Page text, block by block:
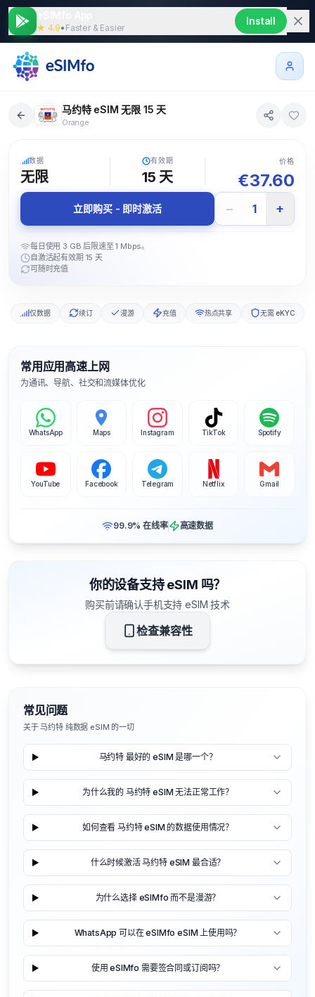
★ 4.9• Faster & Easier
Install
马约特 eSIM 无限 15 天
Orange
数据
无限
有效期
15 天
价格
€37.60
立即购买 - 即时激活 − 1 +
每日使用 3 GB 后限速至 1 Mbps。
自激活起有效期 15 天
可随时充值
仅数据 续订 漫游 充值 热点共享 无需 eKYC
常用应用高速上网
为通讯、导航、社交和流媒体优化
WhatsApp Maps Instagram TikTok Spotify
YouTube Facebook Telegram Netflix Gmail
99.9% 在线率 高速数据
你的设备支持 eSIM 吗？
购买前请确认手机支持 eSIM 技术
检查兼容性
常见问题
关于 马约特 纯数据 eSIM 的一切
马约特 最好的 eSIM 是哪一个？
为什么我的 马约特 eSIM 无法正常工作？
如何查看 马约特 eSIM 的数据使用情况？
什么时候激活 马约特 eSIM 最合适？
为什么选择 eSIMfo 而不是漫游？
WhatsApp 可以在 eSIMfo eSIM 上使用吗？
使用 eSIMfo 需要签合同或订阅吗？